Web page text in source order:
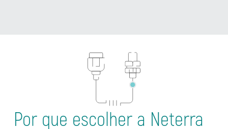
Por que escolher a Neterra